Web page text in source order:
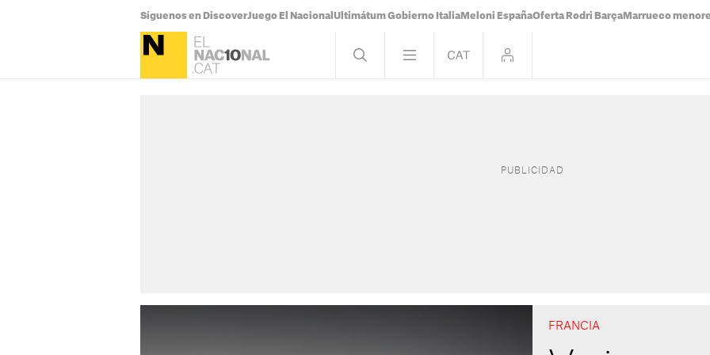
Síguenos en DiscoverJuego El Nacional Ultimátum Gobierno Italia Meloni EspañaOferta Rodri Barça Marrueco
FRANCIA